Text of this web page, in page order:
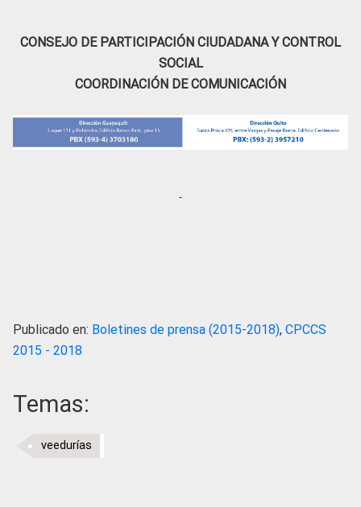
CONSEJO DE PARTICIPACIÓN CIUDADANA Y CONTROL
SOCIAL
COORDINACIÓN DE COMUNICACIÓN
Publicado en: Boletines de prensa (2015-2018), CPCCS
2015 - 2018
Temas:
veedurías